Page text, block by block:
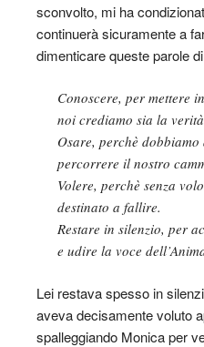
sconvolto, mi ha
continuerà sicuramente a
dimenticare queste parole
Conoscere, per mettere
noi crediamo sia la
Osare, perchè
percorrere il nostro
Volere, perchè senza
destinato a fallire.
Restare in silenzio, per
e udire la voce
Lei restava spesso in
aveva decisamente voluto
spalleggiando Monica per